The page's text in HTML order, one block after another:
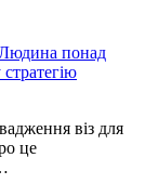
понад
віз для
це